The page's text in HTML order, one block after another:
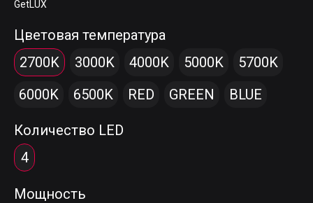
GetLUX
Цветовая температура
2700K
3000K 4000K 5000K
5700K
6000K
6500K RED GREEN BLUE
Количество LED
4
Мощность